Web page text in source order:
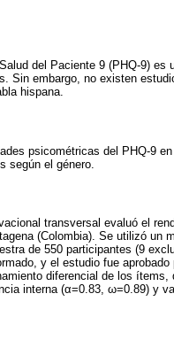
del Paciente 9 (PHQ-9)
Sin embargo, no existen
hispana.
psicométricas del PHQ-9
según el género.
transversal evaluó el
(Colombia). Se utilizó un
de 550 participantes (9
y el estudio fue
diferencial de los
interna (α=0.83, ω=0.89) y